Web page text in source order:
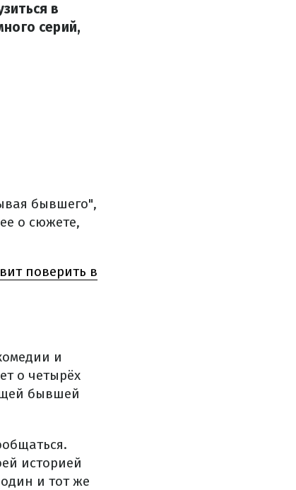
в
серий,
бывшего",
о сюжете,
поверить в
и
о четырёх
бывшей
историей
и тот же